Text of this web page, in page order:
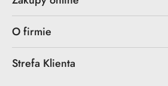
O firmie
Strefa Klienta